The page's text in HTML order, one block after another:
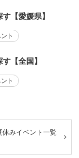
【愛媛県】
ト
【全国】
ト
休みイベント一覧